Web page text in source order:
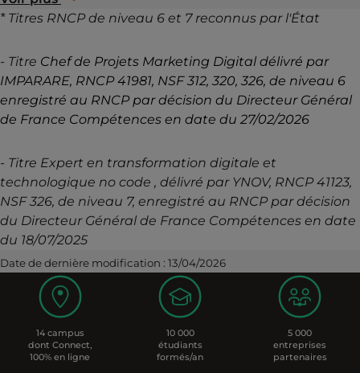
* Titres RNCP de niveau 6 et 7 reconnus par l'État
- Titre Chef de Projets Marketing Digital délivré par
IMPARARE, RNCP 41981, NSF 312, 320, 326, de niveau 6
enregistré au RNCP par décision du Directeur Général
de France Compétences en date du 27/02/2026
- Titre Expert en transformation digitale et
technologique no code , délivré par YNOV, RNCP 41123,
NSF 326, de niveau 7, enregistré au RNCP par décision
du Directeur Général de France Compétences en date
du 18/07/2025
Date de dernière modification : 13/04/2026
14 campus
dont Connect,
100% en ligne
10 000
étudiants
formés/an
5 000
entreprises
partenaires